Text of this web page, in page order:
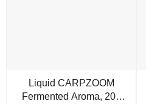
Liquid CARPZOOM
Fermented Aroma, 200